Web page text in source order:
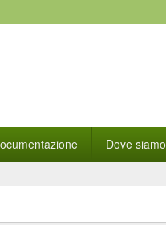
Dove siamo